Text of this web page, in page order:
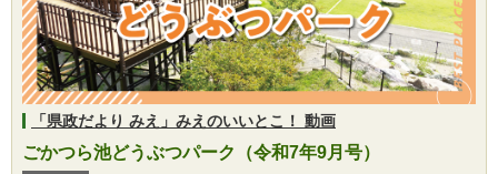
「県政だより みえ」みえのいいとこ！ 動画
ごかつら池どうぶつパーク（令和7年9月号）